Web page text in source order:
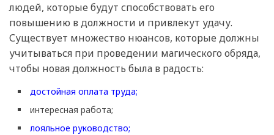
людей, которые будут способствовать его
повышению в должности и привлекут удачу.
Существует множество нюансов, которые должны
учитываться при проведении магического обряда,
чтобы новая должность была в радость:
достойная оплата труда;
интересная работа;
лояльное руководство;